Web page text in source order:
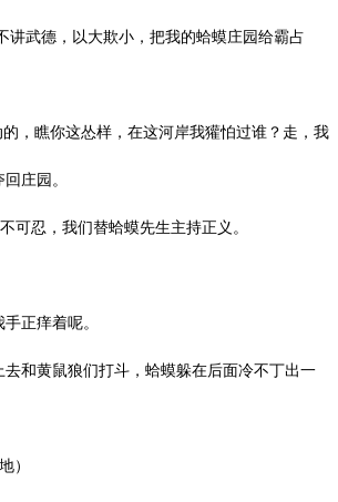
讲武德，以大欺小，把我的蛤蟆庄园给霸占
，瞧你这怂样，在这河岸我獾怕过谁？走，我
庄园。
可忍，我们替蛤蟆先生主持正义。
正痒着呢。
去和黄鼠狼们打斗，蛤蟆躲在后面冷不丁出一
）